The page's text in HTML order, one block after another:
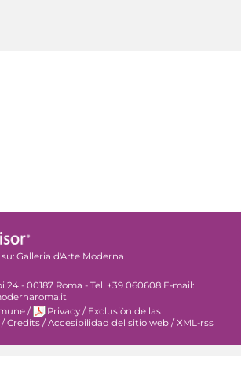
Galleria d'Arte Moderna
24 - 00187 Roma - Tel. +39 060608 E-mail:
/ Privacy / Exclusiòn de las
/ Credits / Accesibilidad del sitio web / XML-rss